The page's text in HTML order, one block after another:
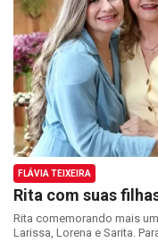
FLÁVIA TEIXEIRA
Rita com suas
Rita comemorando mais
Larissa, Lorena e Sarita.